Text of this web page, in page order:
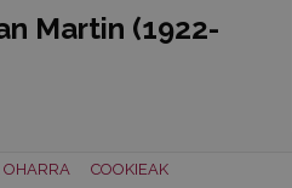
Martin (1922-
OHARRA COOKIEAK